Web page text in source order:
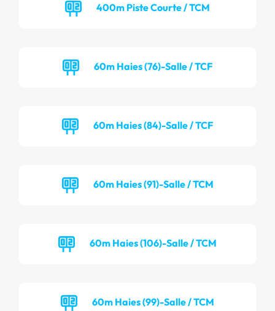
400m Piste Courte / TCM
60m Haies (76)-Salle / TCF
60m Haies (84)-Salle / TCF
60m Haies (91)-Salle / TCM
60m Haies (106)-Salle / TCM
60m Haies (99)-Salle / TCM